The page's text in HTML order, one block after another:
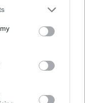
or more Google
You may click to
third-party tags to
in below Google
a